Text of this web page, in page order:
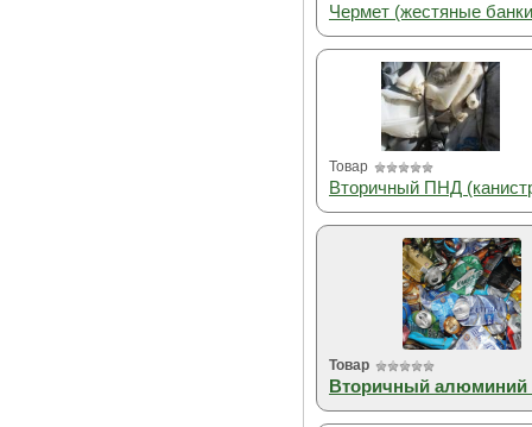
Чермет (жестяные
Товар
Вторичный ПНД
Товар
Вторичный алюминий